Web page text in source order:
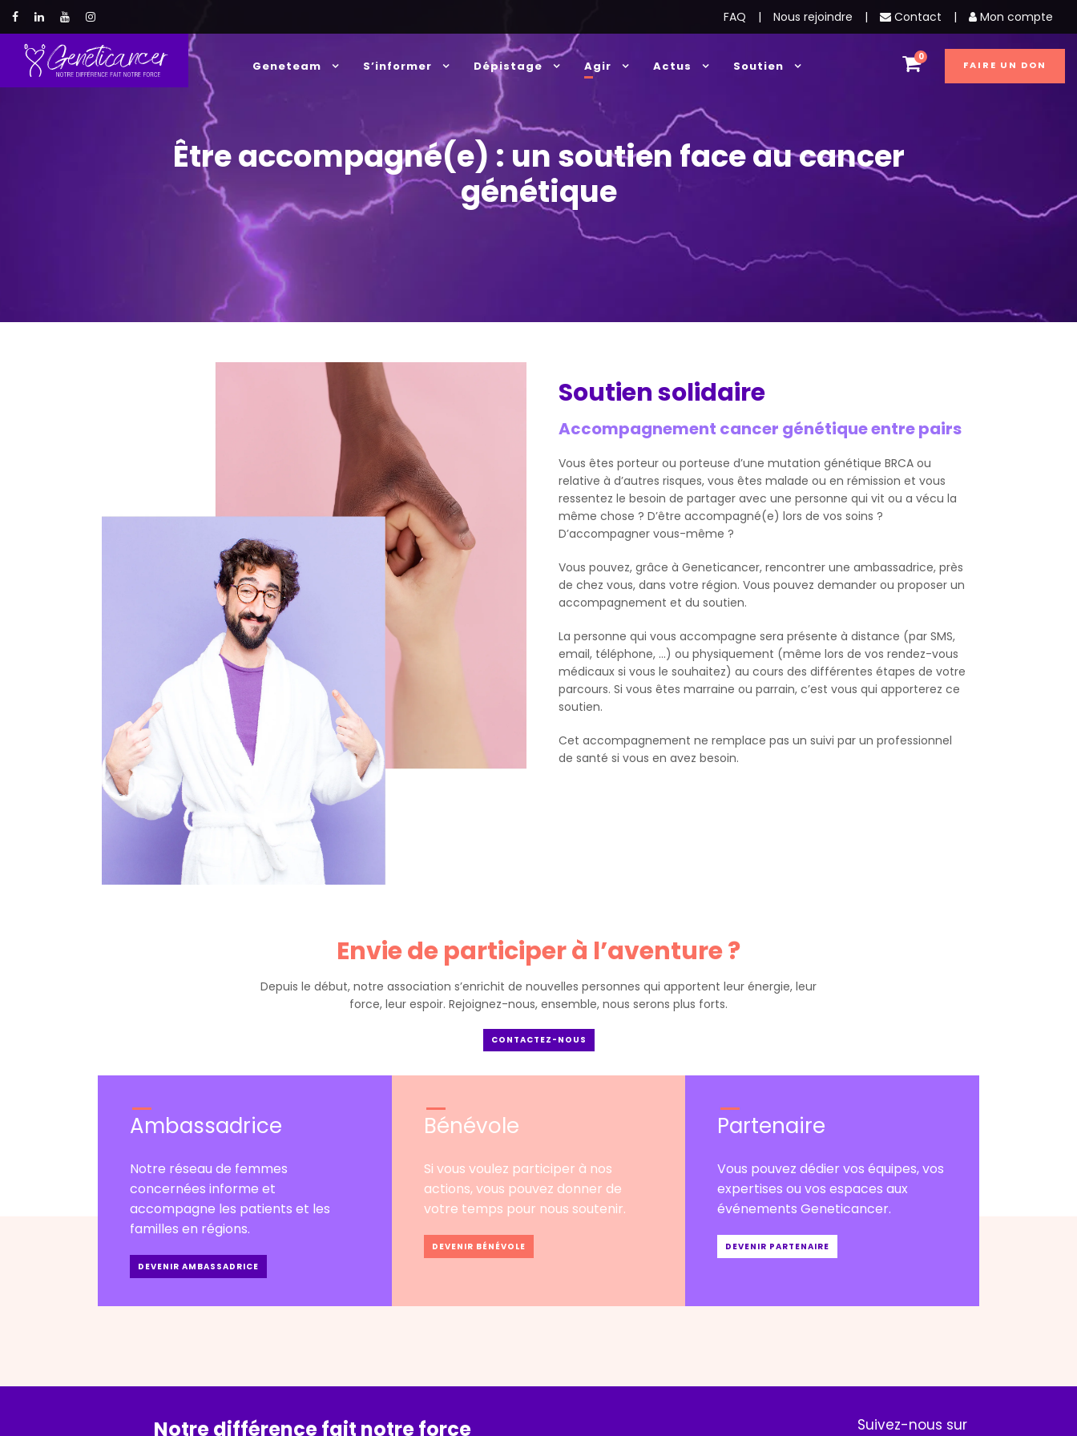
FAQ | Nous rejoindre | Contact | Mon compte
Geneteam S’informer Dépistage Agir Actus Soutien
0
FAIRE UN DON
Être accompagné(e) : un soutien face au cancer
génétique
Soutien solidaire
Accompagnement cancer génétique entre pairs
Vous êtes porteur ou porteuse d’une mutation génétique BRCA ou
relative à d’autres risques, vous êtes malade ou en rémission et vous
ressentez le besoin de partager avec une personne qui vit ou a vécu la
même chose ? D’être accompagné(e) lors de vos soins ?
D’accompagner vous-même ?
Vous pouvez, grâce à Geneticancer, rencontrer une ambassadrice, près
de chez vous, dans votre région. Vous pouvez demander ou proposer un
accompagnement et du soutien.
La personne qui vous accompagne sera présente à distance (par SMS,
email, téléphone, …) ou physiquement (même lors de vos rendez-vous
médicaux si vous le souhaitez) au cours des différentes étapes de votre
parcours. Si vous êtes marraine ou parrain, c’est vous qui apporterez ce
soutien.
Cet accompagnement ne remplace pas un suivi par un professionnel
de santé si vous en avez besoin.
Envie de participer à l’aventure ?
Depuis le début, notre association s’enrichit de nouvelles personnes qui apportent leur énergie, leur
force, leur espoir. Rejoignez-nous, ensemble, nous serons plus forts.
CONTACTEZ-NOUS
Ambassadrice
Notre réseau de femmes
concernées informe et
accompagne les patients et les
familles en régions.
DEVENIR AMBASSADRICE
Bénévole
Si vous voulez participer à nos
actions, vous pouvez donner de
votre temps pour nous soutenir.
DEVENIR BÉNÉVOLE
Partenaire
Vous pouvez dédier vos équipes, vos
expertises ou vos espaces aux
événements Geneticancer.
DEVENIR PARTENAIRE
Notre différence fait notre force Suivez-nous sur